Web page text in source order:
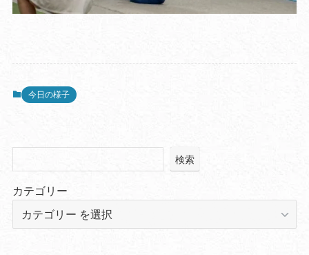
今日の様子
検索
カテゴリー